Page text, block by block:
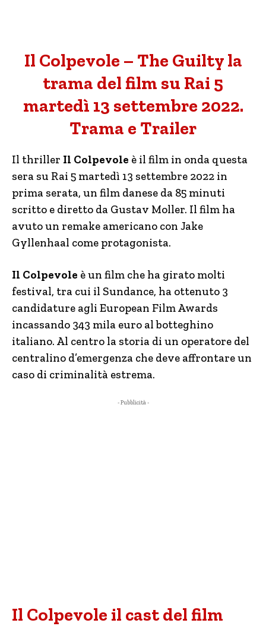
Il Colpevole – The Guilty la
trama del film su Rai 5
martedì 13 settembre 2022.
Trama e Trailer
Il thriller Il Colpevole è il film in onda questa
sera su Rai 5 martedì 13 settembre 2022 in
prima serata, un film danese da 85 minuti
scritto e diretto da Gustav Moller. Il film ha
avuto un remake americano con Jake
Gyllenhaal come protagonista.
Il Colpevole è un film che ha girato molti
festival, tra cui il Sundance, ha ottenuto 3
candidature agli European Film Awards
incassando 343 mila euro al botteghino
italiano. Al centro la storia di un operatore del
centralino d’emergenza che deve affrontare un
caso di criminalità estrema.
- Pubblicità -
Il Colpevole il cast del film